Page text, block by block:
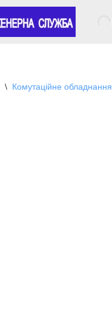
\ Комутаційне обладнання